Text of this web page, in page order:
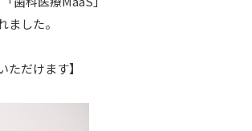
した。
ただけます】